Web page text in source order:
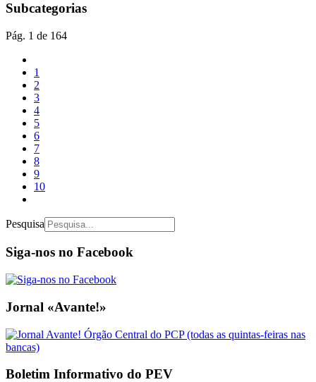
Subcategorias
Pág. 1 de 164
1
2
3
4
5
6
7
8
9
10
Pesquisa
Siga-nos no Facebook
Jornal «Avante!»
Boletim Informativo do PEV